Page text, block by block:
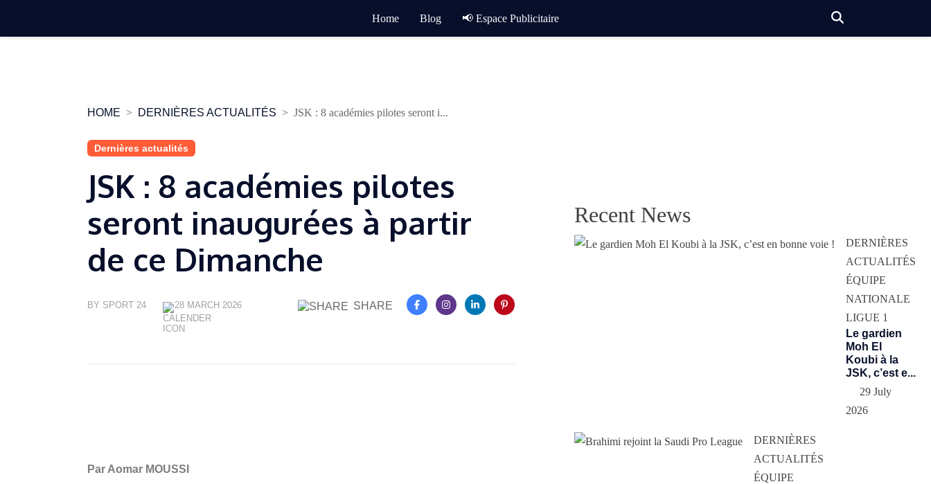
Home Blog 📢 Espace Publicitaire
HOME DERNIÈRES ACTUALITÉS JSK : 8 académies pilotes seront i...
Dernières actualités
JSK : 8 académies pilotes
seront inaugurées à partir
de ce Dimanche
BY SPORT 24 28 MARCH 2026 SHARE
Par Aomar MOUSSI
Recent News
DERNIÈRES
ACTUALITÉS
ÉQUIPE
NATIONALE
LIGUE 1
Le gardien
Moh El
Koubi à la
JSK, c’est e...
29 July
2026
DERNIÈRES
ACTUALITÉS
ÉQUIPE